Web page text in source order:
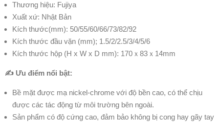
Thương hiệu: Fujiya
Xuất xứ: Nhật Bản
Kích thước(mm): 50/55/60/66/73/82/92
Kích thước đầu vặn (mm); 1.5/2/2.5/3/4/5/6
Kích thước hộp (H x W x D mm): 170ｘ83ｘ14mm
✍ Ưu điểm nổi bật:
Bề mặt được mạ nickel-chrome với độ bền cao, có thể chịu
được các tác động từ môi trường bên ngoài.
Sản phẩm có độ cứng cao, đảm bảo không bị cong hay gãy tay